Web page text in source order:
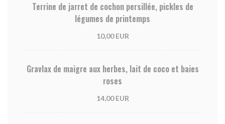
Terrine de jarret de cochon persillée, pickles de
légumes de printemps
10,00 EUR
Gravlax de maigre aux herbes, lait de coco et baies
roses
14,00 EUR